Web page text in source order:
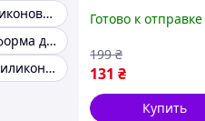
Формочки силиконовые для кексов
Силиконовая форма для выпечки пончиков
Порционные силиконовые формы для выпечки
Розовый (Арт. 5475)
Готово к отправке
131 ₴
199 ₴
Купить